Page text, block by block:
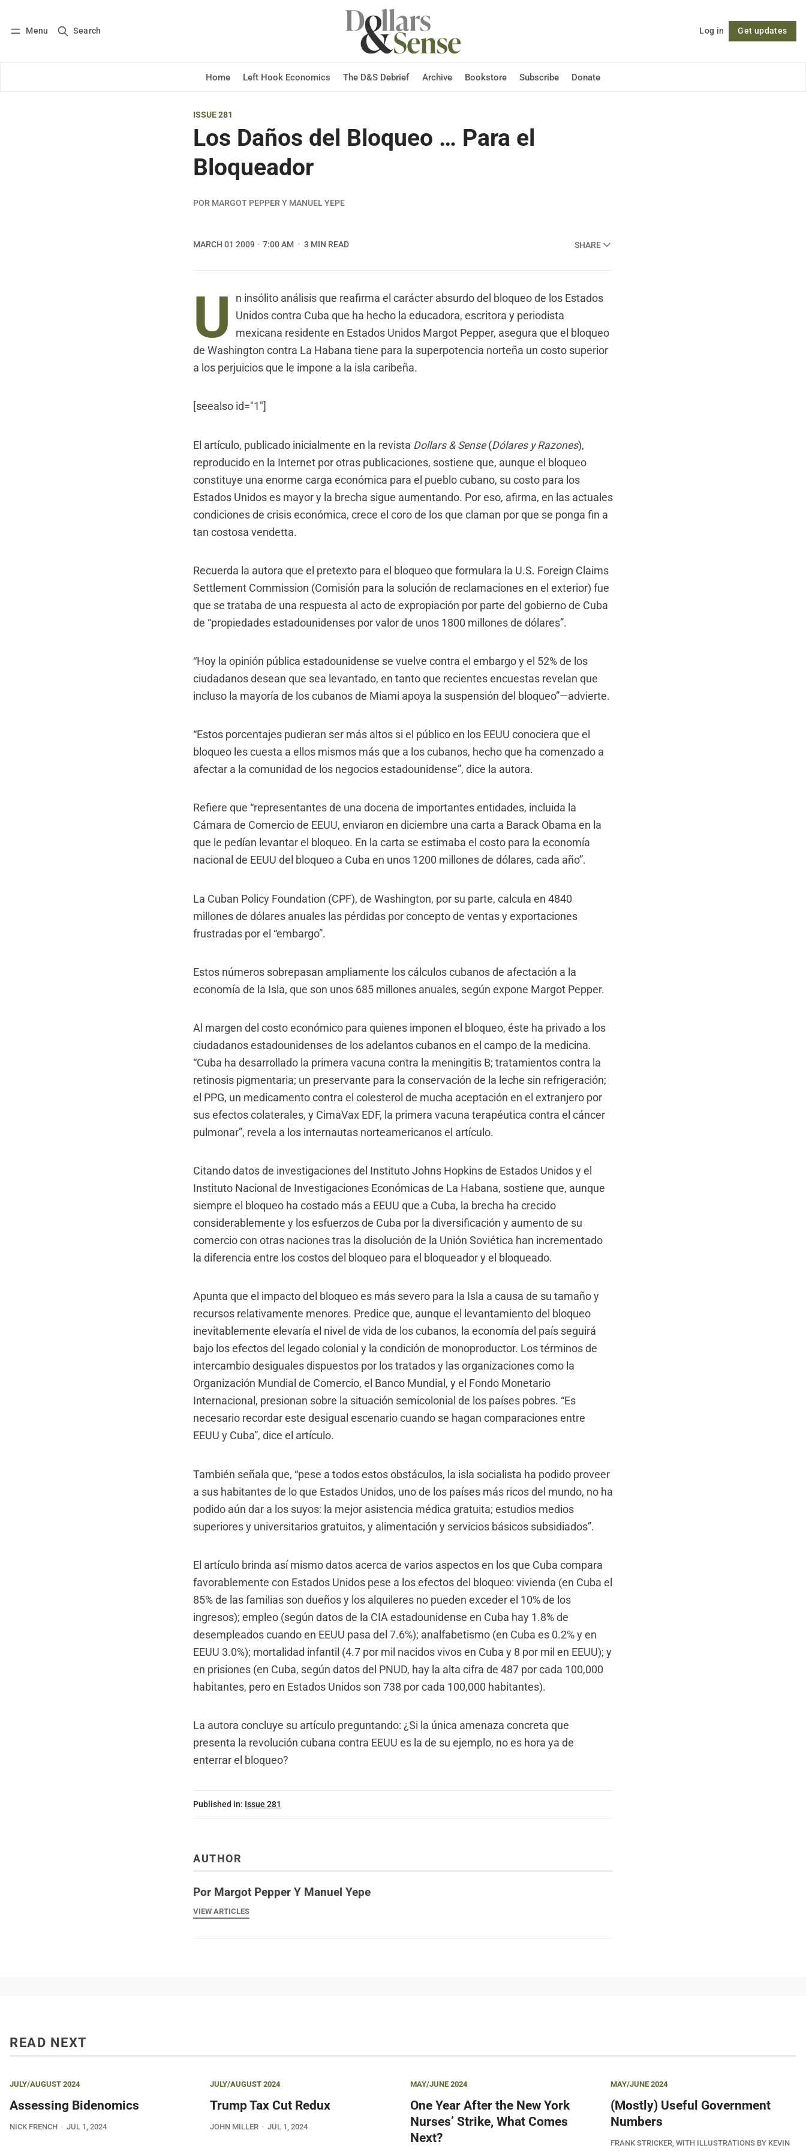
Menu Search Log in Get updates
Home Left Hook Economics The D&S Debrief Archive Bookstore Subscribe Donate
Log in Subscribe Follow
ISSUE 281
Los Daños del Bloqueo … Para el
Bloqueador
POR MARGOT PEPPER Y MANUEL YEPE
MARCH 01 2009 7:00 AM 3 MIN READ SHARE
U
n insólito análisis que reafirma el carácter absurdo del bloqueo de los Estados
Unidos contra Cuba que ha hecho la educadora, escritora y periodista
mexicana residente en Estados Unidos Margot Pepper, asegura que el bloqueo
de Washington contra La Habana tiene para la superpotencia norteña un costo superior
a los perjuicios que le impone a la isla caribeña.
[seealso id="1"]
El artículo, publicado inicialmente en la revista Dollars & Sense(Dólares y Razones),
reproducido en la Internet por otras publicaciones, sostiene que, aunque el bloqueo
constituye una enorme carga económica para el pueblo cubano, su costo para los
Estados Unidos es mayor y la brecha sigue aumentando. Por eso, afirma, en las actuales
condiciones de crisis económica, crece el coro de los que claman por que se ponga fin a
tan costosa vendetta.
Recuerda la autora que el pretexto para el bloqueo que formulara la U.S. Foreign Claims
Settlement Commission (Comisión para la solución de reclamaciones en el exterior) fue
que se trataba de una respuesta al acto de expropiación por parte del gobierno de Cuba
de “propiedades estadounidenses por valor de unos 1800 millones de dólares”.
“Hoy la opinión pública estadounidense se vuelve contra el embargo y el 52% de los
ciudadanos desean que sea levantado, en tanto que recientes encuestas revelan que
incluso la mayoría de los cubanos de Miami apoya la suspensión del bloqueo”—advierte.
“Estos porcentajes pudieran ser más altos si el público en los EEUU conociera que el
bloqueo les cuesta a ellos mismos más que a los cubanos, hecho que ha comenzado a
afectar a la comunidad de los negocios estadounidense”, dice la autora.
Refiere que “representantes de una docena de importantes entidades, incluida la
Cámara de Comercio de EEUU, enviaron en diciembre una carta a Barack Obama en la
que le pedían levantar el bloqueo. En la carta se estimaba el costo para la economía
nacional de EEUU del bloqueo a Cuba en unos 1200 millones de dólares, cada año”.
La Cuban Policy Foundation (CPF), de Washington, por su parte, calcula en 4840
millones de dólares anuales las pérdidas por concepto de ventas y exportaciones
frustradas por el “embargo”.
Estos números sobrepasan ampliamente los cálculos cubanos de afectación a la
economía de la Isla, que son unos 685 millones anuales, según expone Margot Pepper.
Al margen del costo económico para quienes imponen el bloqueo, éste ha privado a los
ciudadanos estadounidenses de los adelantos cubanos en el campo de la medicina.
“Cuba ha desarrollado la primera vacuna contra la meningitis B; tratamientos contra la
retinosis pigmentaria; un preservante para la conservación de la leche sin refrigeración;
el PPG, un medicamento contra el colesterol de mucha aceptación en el extranjero por
sus efectos colaterales, y CimaVax EDF, la primera vacuna terapéutica contra el cáncer
pulmonar”, revela a los internautas norteamericanos el artículo.
Citando datos de investigaciones del Instituto Johns Hopkins de Estados Unidos y el
Instituto Nacional de Investigaciones Económicas de La Habana, sostiene que, aunque
siempre el bloqueo ha costado más a EEUU que a Cuba, la brecha ha crecido
considerablemente y los esfuerzos de Cuba por la diversificación y aumento de su
comercio con otras naciones tras la disolución de la Unión Soviética han incrementado
la diferencia entre los costos del bloqueo para el bloqueador y el bloqueado.
Apunta que el impacto del bloqueo es más severo para la Isla a causa de su tamaño y
recursos relativamente menores. Predice que, aunque el levantamiento del bloqueo
inevitablemente elevaría el nivel de vida de los cubanos, la economía del país seguirá
bajo los efectos del legado colonial y la condición de monoproductor. Los términos de
intercambio desiguales dispuestos por los tratados y las organizaciones como la
Organización Mundial de Comercio, el Banco Mundial, y el Fondo Monetario
Internacional, presionan sobre la situación semicolonial de los países pobres. “Es
necesario recordar este desigual escenario cuando se hagan comparaciones entre
EEUU y Cuba”, dice el artículo.
También señala que, “pese a todos estos obstáculos, la isla socialista ha podido proveer
a sus habitantes de lo que Estados Unidos, uno de los países más ricos del mundo, no ha
podido aún dar a los suyos: la mejor asistencia médica gratuita; estudios medios
superiores y universitarios gratuitos, y alimentación y servicios básicos subsidiados”.
El artículo brinda así mismo datos acerca de varios aspectos en los que Cuba compara
favorablemente con Estados Unidos pese a los efectos del bloqueo: vivienda (en Cuba el
85% de las familias son dueños y los alquileres no pueden exceder el 10% de los
ingresos); empleo (según datos de la CIA estadounidense en Cuba hay 1.8% de
desempleados cuando en EEUU pasa del 7.6%); analfabetismo (en Cuba es 0.2% y en
EEUU 3.0%); mortalidad infantil (4.7 por mil nacidos vivos en Cuba y 8 por mil en EEUU); y
en prisiones (en Cuba, según datos del PNUD, hay la alta cifra de 487 por cada 100,000
habitantes, pero en Estados Unidos son 738 por cada 100,000 habitantes).
La autora concluye su artículo preguntando: ¿Si la única amenaza concreta que
presenta la revolución cubana contra EEUU es la de su ejemplo, no es hora ya de
enterrar el bloqueo?
Published in: Issue 281
AUTHOR
Por Margot Pepper Y Manuel Yepe
VIEW ARTICLES
READ NEXT
JULY/AUGUST 2024
Assessing Bidenomics
NICK FRENCH JUL 1, 2024
JULY/AUGUST 2024
Trump Tax Cut Redux
JOHN MILLER JUL 1, 2024
MAY/JUNE 2024
One Year After the New York
Nurses’ Strike, What Comes
Next?
MAY/JUNE 2024
(Mostly) Useful Government
Numbers
FRANK STRICKER, WITH ILLUSTRATIONS BY KEVIN